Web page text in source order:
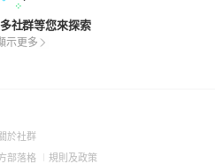
社群等您來探索
示更多
關於社群(Open
部落格 (Open
規則及政策(Open